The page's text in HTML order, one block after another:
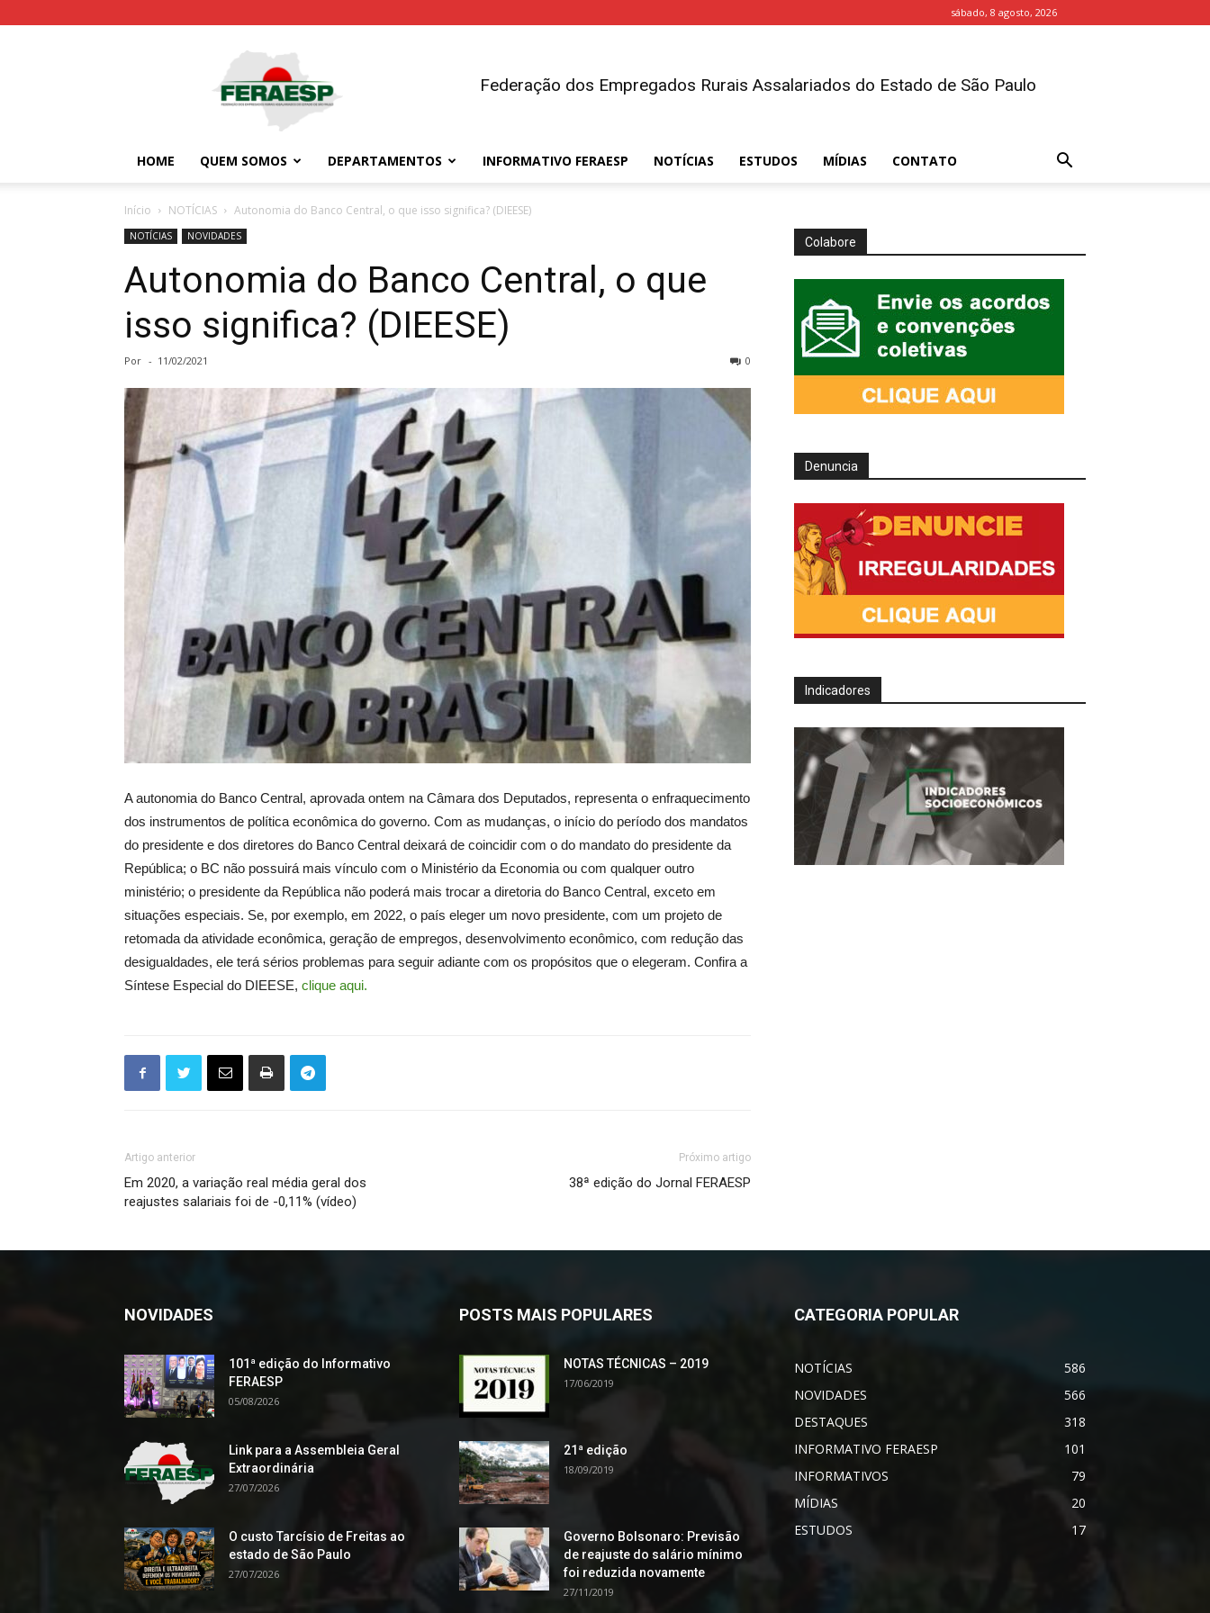
sábado, 8 agosto, 2026
Feraesp
Federação dos Empregados Rurais Assalariados do Estado de São Paulo
HOME QUEM SOMOS DEPARTAMENTOS INFORMATIVO FERAESP NOTÍCIAS ESTUDOS MÍDIAS CONTATO
Início NOTÍCIAS Autonomia do Banco Central, o que isso significa? (DIEESE)
NOTÍCIAS NOVIDADES
Autonomia do Banco Central, o que
isso significa? (DIEESE)
Por - 11/02/2021 0
A autonomia do Banco Central, aprovada ontem na Câmara dos Deputados, representa o enfraquecimento
dos instrumentos de política econômica do governo. Com as mudanças, o início do período dos mandatos
do presidente e dos diretores do Banco Central deixará de coincidir com o do mandato do presidente da
República; o BC não possuirá mais vínculo com o Ministério da Economia ou com qualquer outro
ministério; o presidente da República não poderá mais trocar a diretoria do Banco Central, exceto em
situações especiais. Se, por exemplo, em 2022, o país eleger um novo presidente, com um projeto de
retomada da atividade econômica, geração de empregos, desenvolvimento econômico, com redução das
desigualdades, ele terá sérios problemas para seguir adiante com os propósitos que o elegeram. Confira a
Síntese Especial do DIEESE, clique aqui.
Artigo anterior
Em 2020, a variação real média geral dos
reajustes salariais foi de -0,11% (vídeo)
Próximo artigo
38ª edição do Jornal FERAESP
Colabore
Denuncia
Indicadores
NOVIDADES
101ª edição do Informativo
FERAESP
05/08/2026
Link para a Assembleia Geral
Extraordinária
27/07/2026
O custo Tarcísio de Freitas ao
estado de São Paulo
27/07/2026
POSTS MAIS POPULARES
NOTAS TÉCNICAS – 2019
17/06/2019
21ª edição
18/09/2019
Governo Bolsonaro: Previsão
de reajuste do salário mínimo
foi reduzida novamente
27/11/2019
CATEGORIA POPULAR
NOTÍCIAS
586
NOVIDADES
566
DESTAQUES
318
INFORMATIVO FERAESP
101
INFORMATIVOS
79
MÍDIAS
20
ESTUDOS
17